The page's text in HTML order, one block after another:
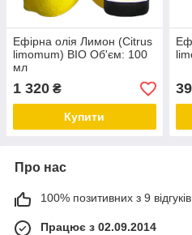
Ефірна олія Лимон (Citrus
limomum) BIO Об'єм: 100
мл
1 320 ₴
Купити
Про нас
100% позитивних з 9
Працює з 02.09.2014